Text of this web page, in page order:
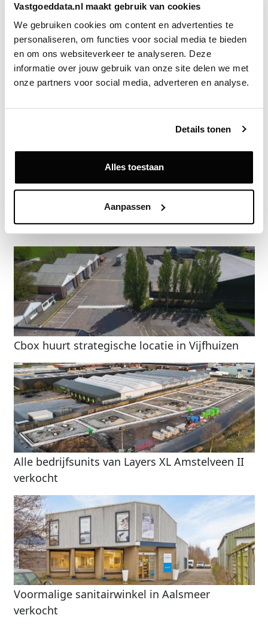
Vastgoeddata.nl maakt gebruik van cookies
We gebruiken cookies om content en advertenties te
personaliseren, om functies voor social media te bieden
en om ons websiteverkeer te analyseren. Deze
informatie over jouw gebruik van onze site delen we met
onze partners voor social media, adverteren en analyse.
Details tonen
Alles toestaan
Aanpassen
Van Luling BOG
Exclusief voor licentiehouders
Zie direct welke partijen en panden betrokken zijn bij dit nieuws.
Vastgoeddata.
Gerelateerde nieuwsberichten
Cbox huurt strategische locatie in Vijfhuizen
Alle bedrijfsunits van Layers XL Amstelveen II
verkocht
Voormalige sanitairwinkel in Aalsmeer
verkocht